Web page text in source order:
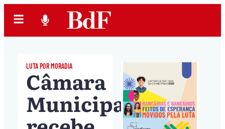
LUTA POR MORADIA
Câmara
Municipal